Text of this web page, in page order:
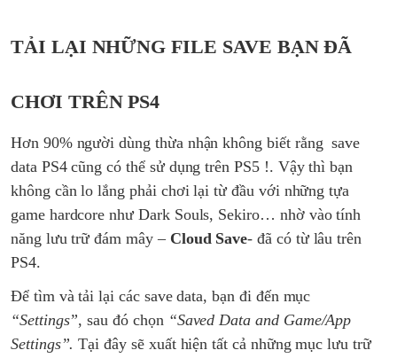
TẢI LẠI NHỮNG FILE SAVE BẠN ĐÃ
CHƠI TRÊN PS4
Hơn 90% người dùng thừa nhận không biết rằng save
data PS4 cũng có thể sử dụng trên PS5 !. Vậy thì bạn
không cần lo lắng phải chơi lại từ đầu với những tựa
game hardcore như Dark Souls, Sekiro… nhờ vào tính
năng lưu trữ đám mây –Cloud Save- đã có từ lâu trên
PS4.
Để tìm và tải lại các save data, bạn đi đến mục
“Settings”, sau đó chọn “Saved Data and Game/App
Settings”. Tại đây sẽ xuất hiện tất cả những mục lưu trữ